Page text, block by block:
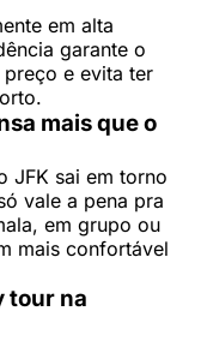
em alta
garante o
e evita ter
mais que o
JFK sai em torno
vale a pena pra
em grupo ou
mais confortável
tour na